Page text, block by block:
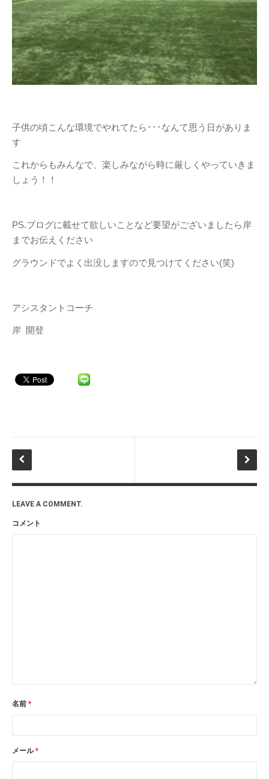
2016年6月
2016年5月
2016年4月
2016年3月
2016年2月
2015年7月
LINKS
FC市川ガナーズ
幸野代表のBLOG
子供の頃こんな環境でやれてたら･･･なんて思う日がありま
す
これからもみんなで、楽しみながら時に厳しくやっていきま
しょう！！
PS.ブログに載せて欲しいことなど要望がございましたら岸
までお伝えください
グラウンドでよく出没しますので見つけてください(笑)
アシスタントコーチ
岸 開登
LEAVE A COMMENT.
コメント
名前 *
メール*